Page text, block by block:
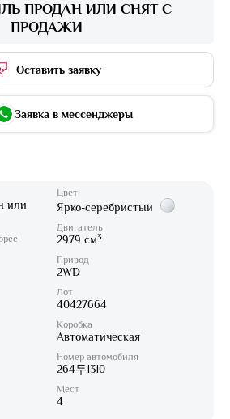
ПРОДАН ИЛИ СНЯТ С
ПРОДАЖИ
Оставить заявку
Заявка в мессенджеры
или
Цвет
Ярко-серебристый
Двигатель
2979 см3
Привод
2WD
Лот
40427664
Коробка
Автоматическая
Номер автомобиля
264두1310
Мест
4